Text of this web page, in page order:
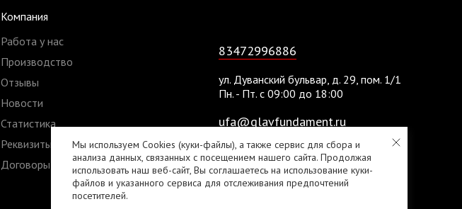
Мы используем Cookies (куки-файлы), а также сервис для сбора и
анализа данных, связанных с посещением нашего сайта. Продолжая
использовать наш веб-сайт, Вы соглашаетесь на использование куки-
файлов и указанного сервиса для отслеживания предпочтений
посетителей.
Компания
Работа у нас
Производство
Отзывы
Новости
Статистика
Реквизиты
Договоры
83472996886
ул. Дуванский бульвар, д. 29, пом. 1/1
Пн. - Пт. с 09:00 до 18:00
ufa@glavfundament.ru
Политика конфиденциальности
Согласие на обработку персональных данных